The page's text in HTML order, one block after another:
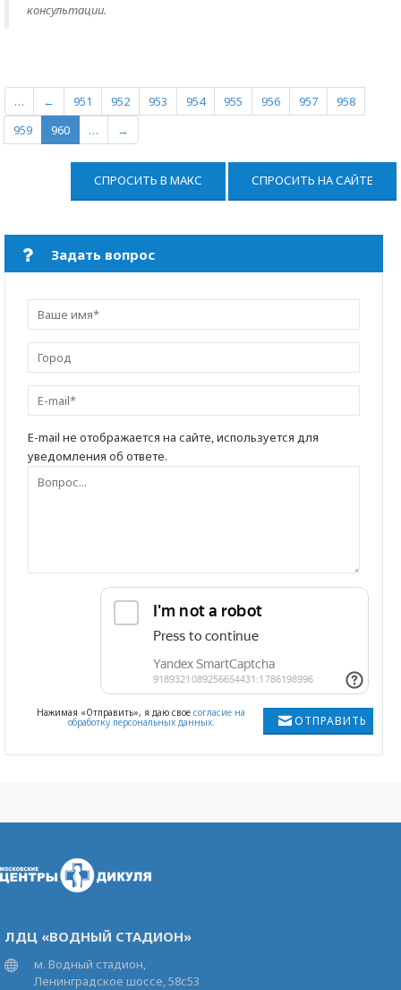
консультации.
… ← 951 952 953 954 955 956 957
958
959
960 … →
СПРОСИТЬ В МАКС СПРОСИТЬ НА САЙТЕ
Задать вопрос
E-mail не отображается на сайте, используется для
уведомления об ответе.
ОТПРАВИТЬ
Нажимая «Отправить», я даю свое согласие на
обработку персональных данных.
ЛДЦ «ВОДНЫЙ СТАДИОН»
м. Водный стадион,
Ленинградское шоссе, 58с53